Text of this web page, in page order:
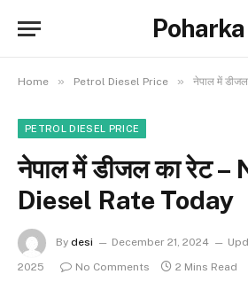
Poharka
Home » Petrol Diesel Price » नेपाल में डीजल
PETROL DIESEL PRICE
नेपाल में डीजल का रेट –
Diesel Rate Today
By desi December 21, 2024
2025
No Comments 2 Mins Read